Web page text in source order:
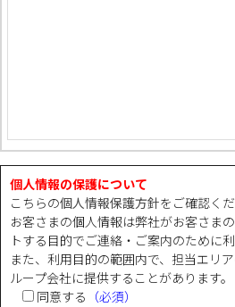
個人情報の保護について
こちらの個人情報保護方針をご確認くだ
お客さまの個人情報は弊社がお客さま
トする目的でご連絡・ご案内のために
また、利用目的の範囲内で、担当エリ
ループ会社に提供することがあります。
同意する （必須）